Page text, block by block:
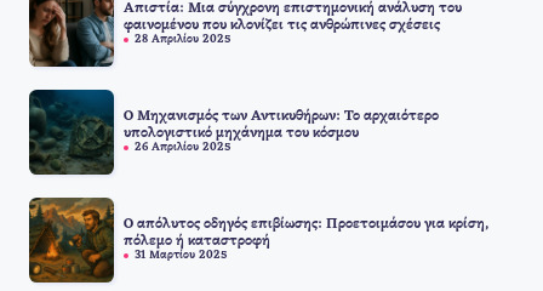
Απιστία: Μια σύγχρονη επιστημονική ανάλυση του
φαινομένου που κλονίζει τις ανθρώπινες σχέσεις
28 Απριλίου 2025
Ο Μηχανισμός των Αντικυθήρων: Το αρχαιότερο
υπολογιστικό μηχάνημα του κόσμου
26 Απριλίου 2025
Ο απόλυτος οδηγός επιβίωσης: Προετοιμάσου για κρίση,
πόλεμο ή καταστροφή
31 Μαρτίου 2025